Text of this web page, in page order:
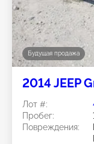
Будущая продажа
2014 JEEP
Лот #:
Пробег:
Повреждения: